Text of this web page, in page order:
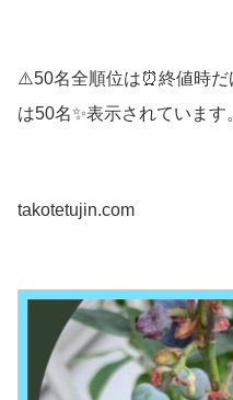
⚠️50名全順位は⏰終値時
は50名✨表示されています
takotetujin.com